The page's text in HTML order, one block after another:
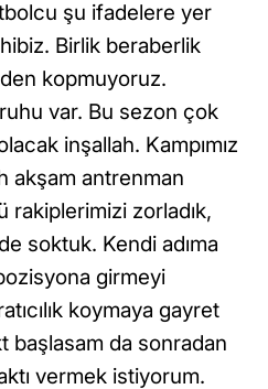
şu ifadelere yer
Birlik beraberlik
kopmuyoruz.
var. Bu sezon çok
inşallah. Kampımız
akşam antrenman
rakiplerimizi zorladık,
soktuk. Kendi adıma
girmeyi
koymaya gayret
başlasam da sonradan
vermek istiyorum.